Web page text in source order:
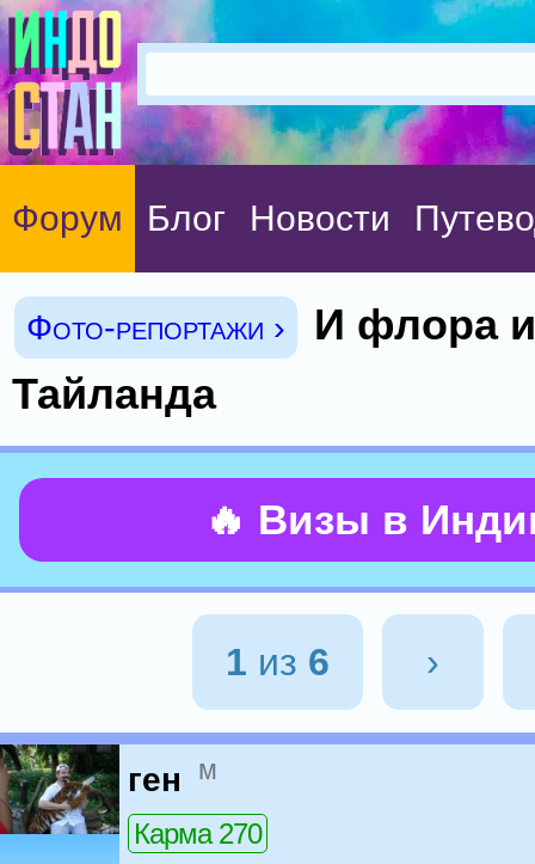
Форум Блог Новости
Фото-репортажи ›
И флора
Тайланда
🔥 Визы в
1 из 6 ›
ген м
Карма 270